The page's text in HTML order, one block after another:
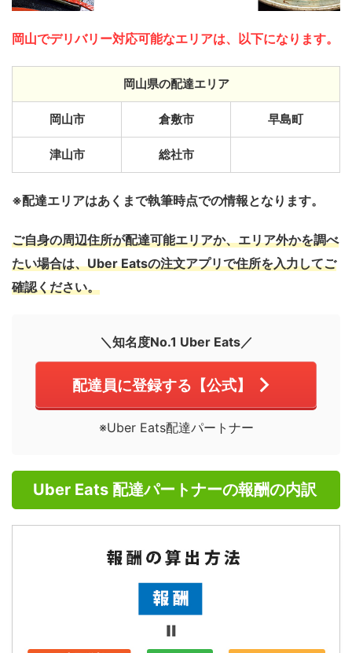
岡山でデリバリー対応可能なエリアは、以下になります。
岡山県の配達エリア
岡山市 倉敷市 早島町
津山市 総社市
※配達エリアはあくまで執筆時点での情報となります。
ご自身の周辺住所が配達可能エリアか、エリア外かを調べ
たい場合は、Uber Eatsの注文アプリで住所を入力してご
確認ください。
＼知名度No.1 Uber Eats／
配達員に登録する【公式】
※Uber Eats配達パートナー
Uber Eats 配達パートナーの報酬の内訳